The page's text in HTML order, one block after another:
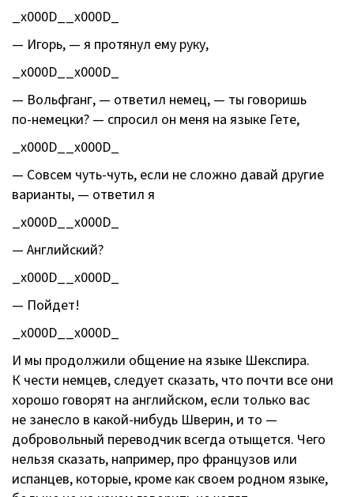
_x000D__x000D_
— Игорь, — я протянул ему руку,
_x000D__x000D_
— Вольфганг, — ответил немец, — ты говоришь
по-немецки? — спросил он меня на языке Гете,
_x000D__x000D_
— Совсем чуть-чуть, если не сложно давай другие
варианты, — ответил я
_x000D__x000D_
— Английский?
_x000D__x000D_
— Пойдет!
_x000D__x000D_
И мы продолжили общение на языке Шекспира.
К чести немцев, следует сказать, что почти все они
хорошо говорят на английском, если только вас
не занесло в какой-нибудь Шверин, и то —
добровольный переводчик всегда отыщется. Чего
нельзя сказать, например, про французов или
испанцев, которые, кроме как своем родном языке,